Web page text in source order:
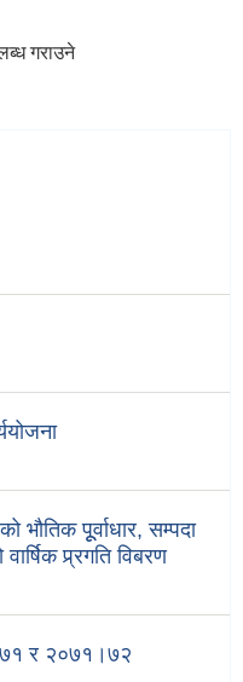
गराउने
पूूर्वाधार, सम्पदा
प्र्रगति विबरण
र २०७१।७२